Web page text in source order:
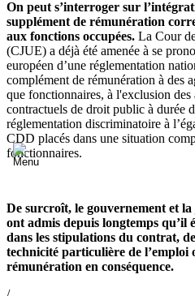
On peut s’interroger sur
supplément de rémunération
aux fonctions occupées. La Cour
(CJUE) a déjà été amenée à se
européen d’une réglementation
complément de rémunération à des
que fonctionnaires, à l'exclusion des
contractuels de droit public à durée
réglementation discriminatoire à
CDD placés dans une situation
fonctionnaires.
De surcroît, le gouvernement et
ont admis depuis longtemps qu’il
dans les stipulations du contrat,
technicité particulière de l’emploi
rémunération en conséquence.